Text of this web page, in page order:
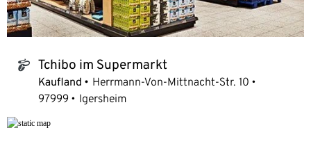
tchibo_logo Tchibo im Supermarkt
Kaufland
Herrmann-Von-Mittnacht-Str. 10
97999
Igersheim